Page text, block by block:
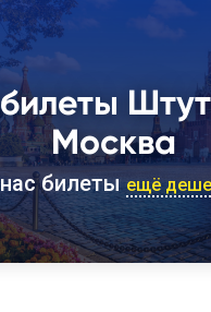
Москва
билетыещё